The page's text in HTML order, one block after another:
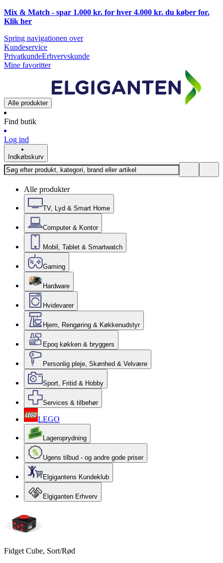
Mix & Match - spar 1.000 kr. for hver 4.000 kr. du køber for.
Klik her
Spring navigationen over
Kundeservice
PrivatkundeErhvervskunde
Mine favoritter
Alle produkter
Find butik
Log ind
Indkøbskurv
Alle produkter
TV, Lyd & Smart Home
Computer & Kontor
Mobil, Tablet & Smartwatch
Gaming
Hardware
Hvidevarer
Hjem, Rengøring & Køkkenudstyr
Epoq køkken & bryggers
Personlig pleje, Skønhed & Velvære
Sport, Fritid & Hobby
Services & tilbehør
LEGO
Lageroprydning
Ugens tilbud - og andre gode priser
Elgigantens Kundeklub
Elgiganten Erhverv
Fidget Cube, Sort/Rød